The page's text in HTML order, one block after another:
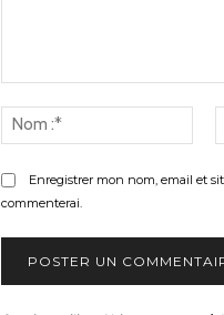
:*
Enregistrer mon nom, email et
commenterai.